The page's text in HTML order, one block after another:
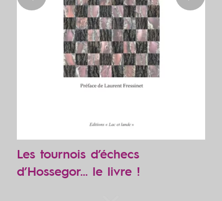
Les tournois d’échecs
d’Hossegor… le livre !